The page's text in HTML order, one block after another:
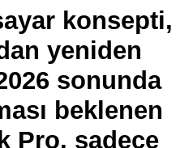
konsepti,
yeniden
sonunda
beklenen
Pro, sadece